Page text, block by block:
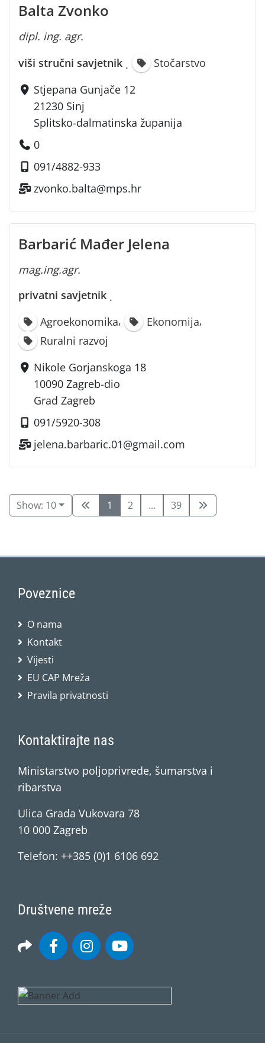
Balta Zvonko
dipl. ing. agr.
viši stručni savjetnik ·
Stočarstvo
Stjepana Gunjače 12
21230 Sinj
Splitsko-dalmatinska županija
0
091/4882-933
zvonko.balta@mps.hr
Barbarić Mađer Jelena
mag.ing.agr.
privatni savjetnik ·
Agroekonomika, Ekonomija,
Ruralni razvoj
Nikole Gorjanskoga 18
10090 Zagreb-dio
Grad Zagreb
091/5920-308
jelena.barbaric.01@gmail.com
Show: 10 1 2 ... 39
Poveznice
O nama
Kontakt
Vijesti
EU CAP Mreža
Pravila privatnosti
Kontaktirajte nas
Ministarstvo poljoprivrede, šumarstva i
ribarstva
Ulica Grada Vukovara 78
10 000 Zagreb
Telefon: ++385 (0)1 6106 692
Društvene mreže